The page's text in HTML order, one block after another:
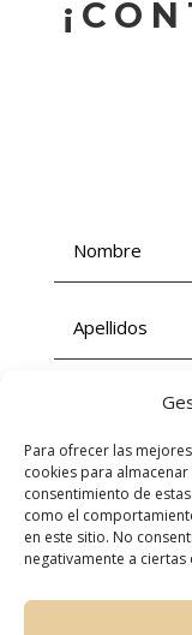
Para ofrecer las
cookies para
consentimiento de
como el
en este sitio. No
negativamente a